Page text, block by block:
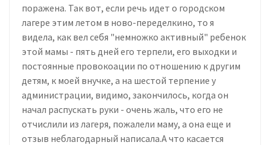
поражена. Так вот, если речь идет о городском
лагере этим летом в ново-переделкино, то я
видела, как вел себя "немножко активный" ребенок
этой мамы - пять дней его терпели, его выходки и
постоянные провокоации по отношению к другим
детям, к моей внучке, а на шестой терпение у
администрации, видимо, закончилось, когда он
начал распускать руки - очень жаль, что его не
отчислили из лагеря, пожалели маму, а она еще и
отзыв неблагодарный написала.А что касается